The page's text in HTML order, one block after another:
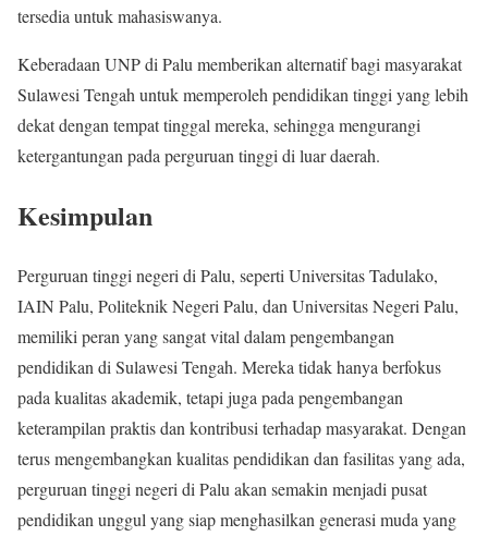
tersedia untuk mahasiswanya.
Keberadaan UNP di Palu memberikan alternatif bagi masyarakat
Sulawesi Tengah untuk memperoleh pendidikan tinggi yang lebih
dekat dengan tempat tinggal mereka, sehingga mengurangi
ketergantungan pada perguruan tinggi di luar daerah.
Kesimpulan
Perguruan tinggi negeri di Palu, seperti Universitas Tadulako,
IAIN Palu, Politeknik Negeri Palu, dan Universitas Negeri Palu,
memiliki peran yang sangat vital dalam pengembangan
pendidikan di Sulawesi Tengah. Mereka tidak hanya berfokus
pada kualitas akademik, tetapi juga pada pengembangan
keterampilan praktis dan kontribusi terhadap masyarakat. Dengan
terus mengembangkan kualitas pendidikan dan fasilitas yang ada,
perguruan tinggi negeri di Palu akan semakin menjadi pusat
pendidikan unggul yang siap menghasilkan generasi muda yang